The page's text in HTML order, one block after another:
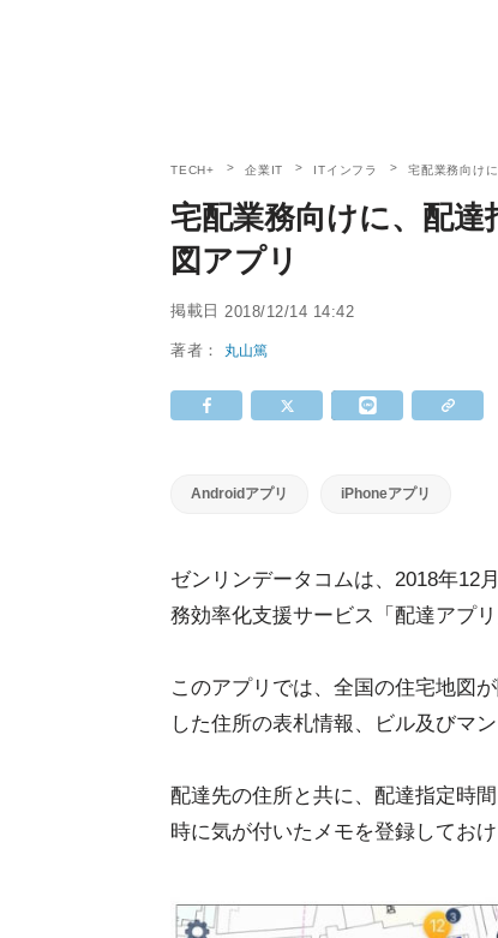
TECH+ 企業IT ITインフラ 宅配業務向け
宅配業務向けに、配
図アプリ
掲載日 2018/12/14 14:42
著者： 丸山篤
Androidアプリ iPhoneアプリ
ゼンリンデータコムは、2018年12
務効率化支援サービス「配達アプリ
このアプリでは、全国の住宅地図
した住所の表札情報、ビル及びマ
配達先の住所と共に、配達指定時
時に気が付いたメモを登録しておけ